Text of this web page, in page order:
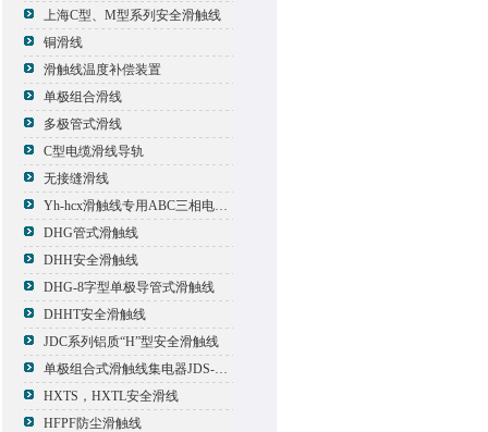
上海C型、M型系列安全滑触线
铜滑线
滑触线温度补偿装置
单极组合滑线
多极管式滑线
C型电缆滑线导轨
无接缝滑线
Yh-hcx滑触线专用ABC三相电压信号指示灯
DHG管式滑触线
DHH安全滑触线
DHG-8字型单极导管式滑触线
DHHT安全滑触线
JDC系列铝质“H”型安全滑触线
单极组合式滑触线集电器JDS-500*2
HXTS，HXTL安全滑线
HFPF防尘滑触线